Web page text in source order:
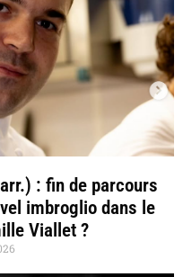
: fin de parcours
imbroglio dans le
Viallet ?